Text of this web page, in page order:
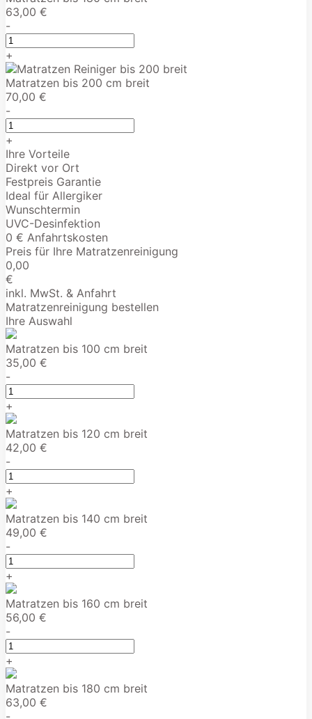
63,00 €
-
+
Matratzen bis 200 cm breit
70,00 €
-
+
Ihre Vorteile
Direkt vor Ort
Festpreis Garantie
Ideal für Allergiker
Wunschtermin
UVC-Desinfektion
0 € Anfahrtskosten
Preis für Ihre Matratzenreinigung
0,00
€
inkl. MwSt. & Anfahrt
Matratzenreinigung bestellen
Ihre Auswahl
Matratzen bis 100 cm breit
35,00 €
-
+
Matratzen bis 120 cm breit
42,00 €
-
+
Matratzen bis 140 cm breit
49,00 €
-
+
Matratzen bis 160 cm breit
56,00 €
-
+
Matratzen bis 180 cm breit
63,00 €